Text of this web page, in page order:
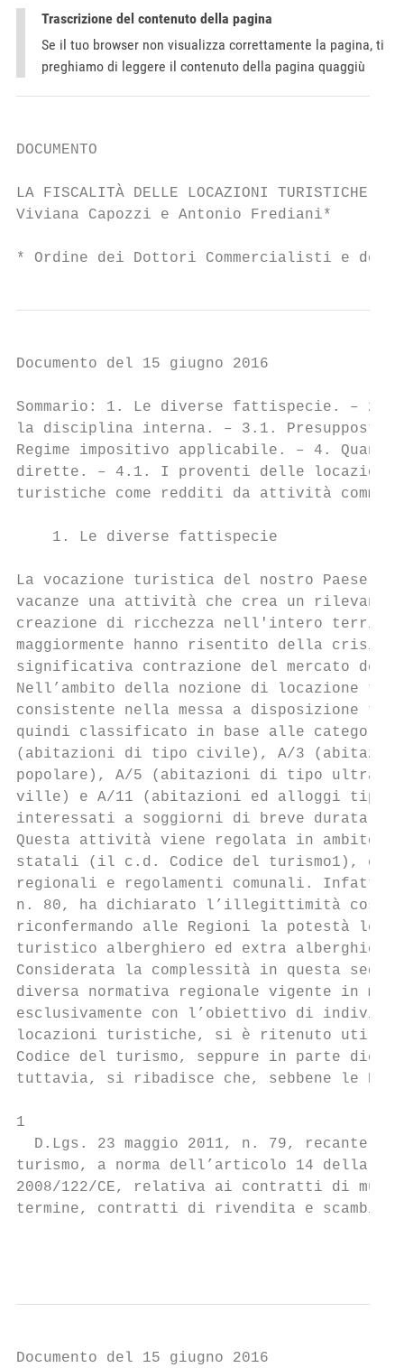
Trascrizione del contenuto della pagina
Se il tuo browser non visualizza correttamente la pagina, ti
preghiamo di leggere il contenuto della pagina quaggiù
DOCUMENTO
LA FISCALITÀ DELLE LOCAZIONI TURISTICHE
Viviana Capozzi e Antonio Frediani*
* Ordine dei Dottori Commercialisti e
Documento del 15 giugno 2016
Sommario: 1. Le diverse fattispecie. – 2.
la disciplina interna. – 3.1.
Regime impositivo applicabile. – 4.
dirette. – 4.1. I proventi delle locazioni
turistiche come redditi da attività
    1. Le diverse fattispecie
La vocazione turistica del nostro Paese
vacanze una attività che crea un
creazione di ricchezza nell'intero
maggiormente hanno risentito della crisi
significativa contrazione del mercato del
Nell’ambito della nozione di locazione
consistente nella messa a disposizione
quindi classificato in base alle
(abitazioni di tipo civile), A/3
popolare), A/5 (abitazioni di tipo
ville) e A/11 (abitazioni ed alloggi
interessati a soggiorni di breve durata.
Questa attività viene regolata in ambito
statali (il c.d. Codice del turismo1),
regionali e regolamenti comunali. Infatti
n. 80, ha dichiarato l’illegittimità
riconfermando alle Regioni la potestà
turistico alberghiero ed extra alberghiero.
Considerata la complessità in questa
diversa normativa regionale vigente in
esclusivamente con l’obiettivo di
locazioni turistiche, si è ritenuto utile
Codice del turismo, seppure in parte
tuttavia, si ribadisce che, sebbene le
1
D.Lgs. 23 maggio 2011, n. 79, recante
turismo, a norma dell’articolo 14 della
2008/122/CE, relativa ai contratti di
termine, contratti di rivendita e scambio.
Documento del 15 giugno 2016